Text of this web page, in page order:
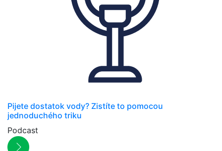
Pijete dostatok vody? Zistíte to pomocou
jednoduchého triku
Podcast